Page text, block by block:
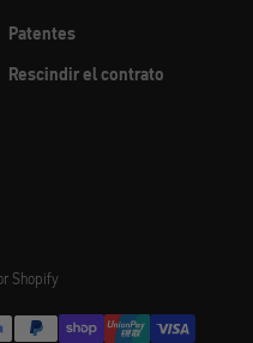
Patentes
Rescindir el contrato
Shopify